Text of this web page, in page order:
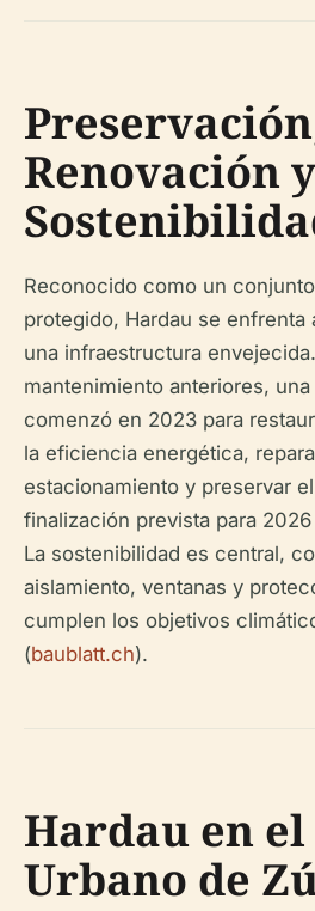
Renovación y
Reconocido como un
protegido, Hardau se enfrenta
una infraestructura
mantenimiento anteriores,
comenzó en 2023 para
la eficiencia energética,
estacionamiento y preservar
finalización prevista para
La sostenibilidad es central,
aislamiento, ventanas y
cumplen los objetivos
(baublatt.ch).
Hardau en el
Urbano de